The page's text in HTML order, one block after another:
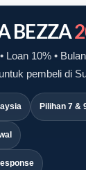
BEZZA
Loan 10% •
pembeli di
Pilihan 7 &